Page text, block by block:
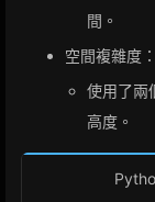
間。
空間複雜度：
使用了兩
高度。